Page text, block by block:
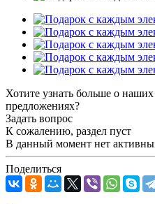
Хотите узнать больше о
предложениях?
Задать вопрос
К сожалению, раздел пуст
В данный момент нет
Поделиться